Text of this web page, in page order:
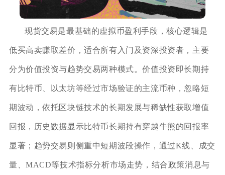
现货交易是最基础的虚拟币盈利手段，核心逻辑是
低买高卖赚取差价，适合所有入门及资深投资者，主要
分为价值投资与趋势交易两种模式。价值投资即长期持
有比特币、以太坊等经过市场验证的主流币种，忽略短
期波动，依托区块链技术的长期发展与稀缺性获取增值
回报，历史数据显示比特币长期持有穿越牛熊的回报率
显著；趋势交易则侧重中短期波段操作，通过K线、成交
量、MACD等技术指标分析市场走势，结合政策消息与